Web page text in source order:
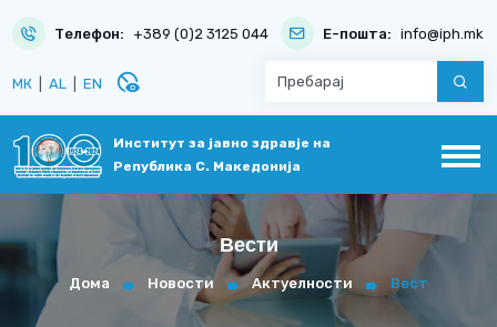
Телефон: +389 (0)2 3125 044 Е-пошта: info@iph.mk
МК AL EN disabled_visible
Институт за јавно здравје на
Република С. Македонија
Вести
Дома Новости Актуелности Вест